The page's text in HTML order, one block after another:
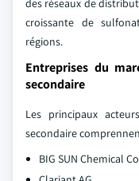
des réseaux de
croissante de
régions.
Entreprises du
secondaire
Les principaux
secondaire
BIG SUN Chemical